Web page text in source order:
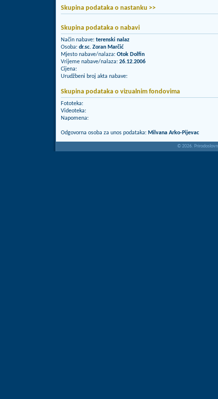
Skupina podataka o nastanku >>
Skupina podataka o nabavi
Način nabave: terenski nalaz
Osoba: dr.sc. Zoran Marčić
Mjesto nabave/nalaza: Otok Dolfin
Vrijeme nabave/nalaza: 26.12.2006
Cijena:
Urudžbeni broj akta nabave:
Skupina podataka o vizualnim fondovima
Fototeka:
Videoteka:
Napomena:
Odgovorna osoba za unos podataka: Milvana Arko-Pijevac
© 2026.